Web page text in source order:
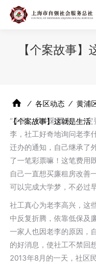
【个案故事
⁄ 各区动态 ⁄ 黄浦
【个案故事】这就是生活
“小张，我中彩票来，一
李，社工好奇地询问老李
迁办的通知，自己继承了
了一笔彩票嘛！这笔费用
自己一直想买廉租房改善
可以完成大学梦，不必过
社工真心为老李高兴，这
中反复折腾，依靠低保及
一家人也因老李的原因，
的好消息，使社工不禁回
2013年8月的一天，社区